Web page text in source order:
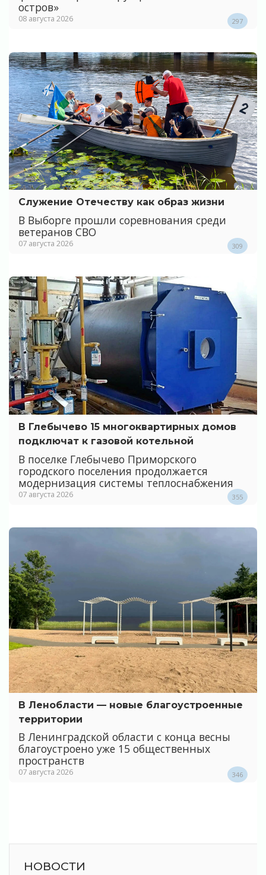
остров»
08 августа 2026 297
Служение Отечеству как образ жизни
В Выборге прошли соревнования среди
ветеранов СВО
07 августа 2026 309
В Глебычево 15 многоквартирных домов
подключат к газовой котельной
В поселке Глебычево Приморского
городского поселения продолжается
модернизация системы теплоснабжения
07 августа 2026 355
В Ленобласти — новые благоустроенные
территории
В Ленинградской области с конца весны
благоустроено уже 15 общественных
пространств
07 августа 2026 346
НОВОСТИ